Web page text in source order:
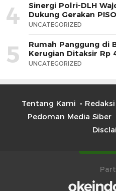
4
Sinergi Polri-DLH
Dukung Gerakan
UNCATEGORIZED
5
Rumah Panggung di
Kerugian Ditaksir Rp
UNCATEGORIZED
Tentang Kami Redaksi
Pedoman Media Siber